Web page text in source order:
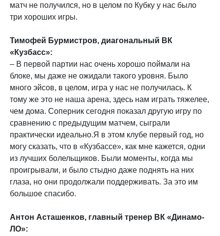
матч не получился, но в целом по Кубку у нас было
три хороших игры.
Тимофей Бурмистров, диагональный ВК
«Кузбасс»:
– В первой партии нас очень хорошо поймали на
блоке, мы даже не ожидали такого уровня. Было
много эйсов, в целом, игра у нас не получилась. К
тому же это не наша арена, здесь нам играть тяжелее,
чем дома. Соперник сегодня показал другую игру по
сравнению с предыдущим матчем, сыграли
практически идеально.Я в этом клубе первый год, но
могу сказать, что в «Кузбассе», как мне кажется, одни
из лучших болельщиков. Были моменты, когда мы
проигрывали, и было стыдно даже поднять на них
глаза, но они продолжали поддерживать. За это им
большое спасибо.
Антон Асташенков, главный тренер ВК «Динамо-
ЛО»: